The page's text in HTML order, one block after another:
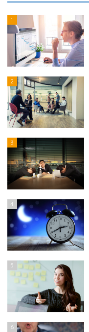
1
2
3
4
5
6